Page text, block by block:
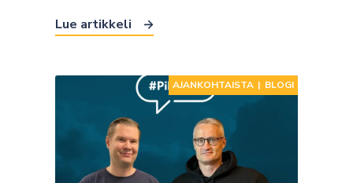
Lue artikkeli
AJANKOHTAISTA | BLOGI